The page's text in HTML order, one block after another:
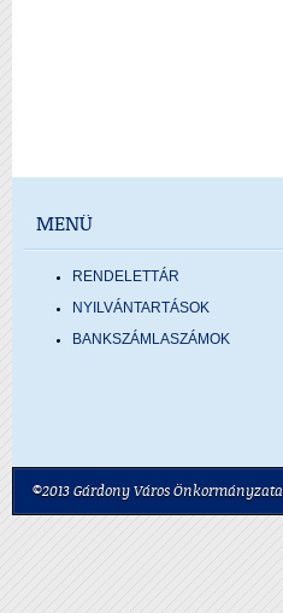
MENÜ
RENDELETTÁR
NYILVÁNTARTÁSOK
BANKSZÁMLASZÁMOK
©2013 Gárdony Város Önkormányzata